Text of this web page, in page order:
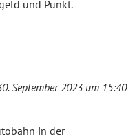
und Punkt.
September 2023 um 15:40
in der